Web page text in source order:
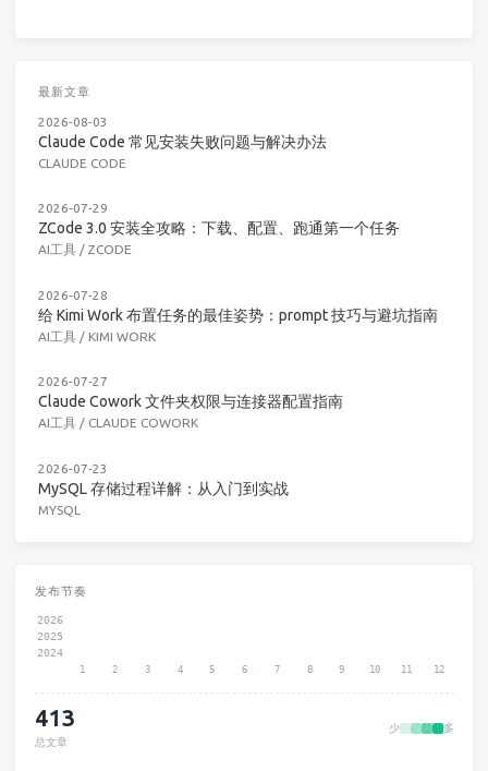
最新文章
2026-08-03
Claude Code 常见安装失败问题与解决办法
CLAUDE CODE
2026-07-29
ZCode 3.0 安装全攻略：下载、配置、跑通第一个任务
AI工具 / ZCODE
2026-07-28
给 Kimi Work 布置任务的最佳姿势：prompt 技巧与避坑指南
AI工具 / KIMI WORK
2026-07-27
Claude Cowork 文件夹权限与连接器配置指南
AI工具 / CLAUDE COWORK
2026-07-23
MySQL 存储过程详解：从入门到实战
MYSQL
发布节奏
2026
2025
2024
1 2 3 4 5 6 7 8 9 10 11 12
413
总文章
少 多